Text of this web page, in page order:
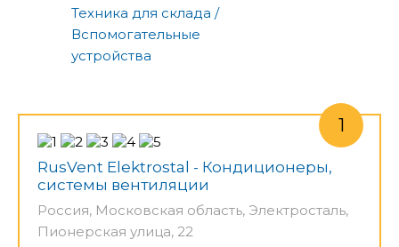
Техника для склада /
Вспомогательные
устройства
RusVent Elektrostal - Кондиционеры,
системы вентиляции
Россия, Московская область, Электросталь,
Пионерская улица, 22